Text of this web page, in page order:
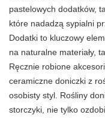
pastelowych dodatków,
które nadadzą sypialni
Dodatki to kluczowy
na naturalne materiały,
Ręcznie robione
ceramiczne doniczki z
osobisty styl. Rośliny
storczyki, nie tylko